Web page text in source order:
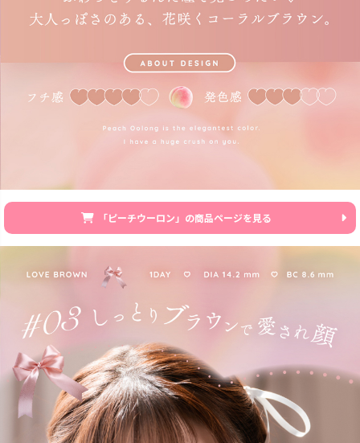
「ピーチウーロン」の商品ページを見る